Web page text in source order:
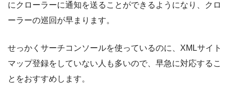
にクローラーに通知を送ることができるようになり、クロ
ーラーの巡回が早まります。
せっかくサーチコンソールを使っているのに、XMLサイト
マップ登録をしていない人も多いので、早急に対応するこ
とをおすすめします。